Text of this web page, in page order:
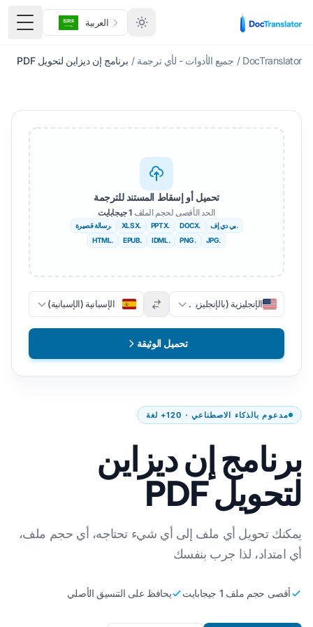
العربية
قائمة
DocTranslator
/ جميع الأدوات - لأي ترجمة / برنامج إن ديزاين لتحويل PDF
مدعوم بالذكاء الاصطناعي · 120+ لغة
برنامج إن ديزاين
لتحويل PDF
يمكنك تحويل أي ملف إلى أي شيء تحتاجه، أي حجم ملف،
أي امتداد، لذا جرب بنفسك
أقصى حجم ملف 1 جيجابايت يحافظ على التنسيق الأصلي
تحميل أو إسقاط المستند للترجمة
الحد الأقصى لحجم الملف 1 جيجابايت
.بي دي إف .DOCX
.PPTX
.XLSX
.رسالة قصيرة
.JPG
.PNG
.IDML
.EPUB
.HTML
الإنجليزية (بالإنجليزية) الإسبانية (الإسبانية)
تحميل الوثيقة